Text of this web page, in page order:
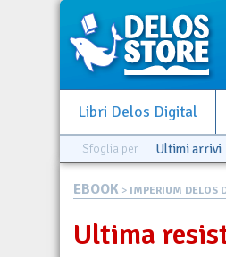
Libri Delos Digital
Sfoglia per Ultimi arrivi
EBOOK > IMPERIUM DELOS
Ultima